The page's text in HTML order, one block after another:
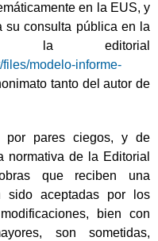
en la EUS, y
su consulta pública en la
la editorial
modelo-informe-
tanto del autor de
por pares ciegos, y de
normativa de la Editorial
que reciben una
sido aceptadas por los
bien con
son sometidas,